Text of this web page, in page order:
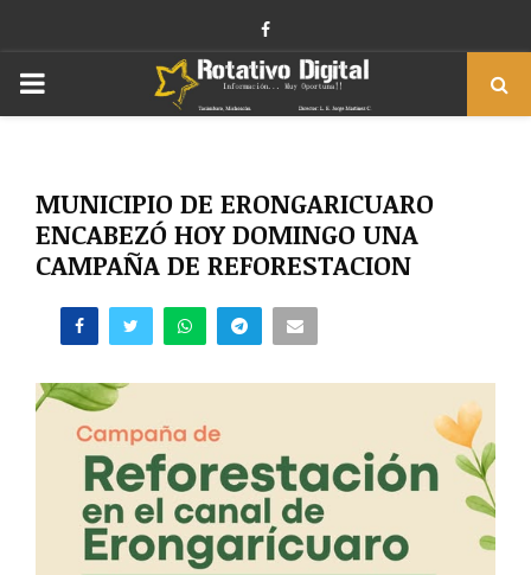
Facebook
PRIMARY
MUNICIPIO DE ERONGARICUARO
ENCABEZÓ HOY DOMINGO UNA
CAMPAÑA DE REFORESTACION